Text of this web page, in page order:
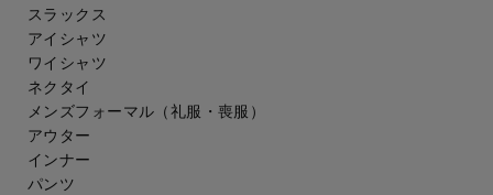
スラックス
アイシャツ
ワイシャツ
ネクタイ
メンズフォーマル （礼服・喪服）
アウター
インナー
パンツ